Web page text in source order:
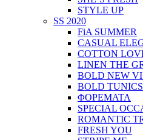
STYLE UP
SS 2020
FiA SUMMER
CASUAL
COTTON
LINEN THE
BOLD NEW
BOLD TUNICS
ΦΟΡΕΜΑΤΑ
SPECIAL
ROMANTIC
FRESH YOU